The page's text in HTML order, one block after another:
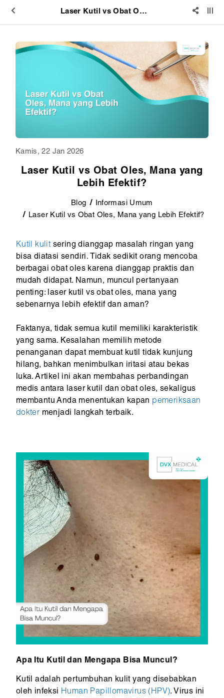
Laser Kutil vs Obat Oles, Mana yang Lebih Efektif?
Kamis, 22 Jan 2026
Laser Kutil vs Obat Oles, Mana yang
Lebih Efektif?
Blog
Informasi Umum
Laser Kutil vs Obat Oles, Mana yang Lebih Efektif?
Kutil kulit sering dianggap masalah ringan yang
bisa diatasi sendiri. Tidak sedikit orang mencoba
berbagai obat oles karena dianggap praktis dan
mudah didapat. Namun, muncul pertanyaan
penting: laser kutil vs obat oles, mana yang
sebenarnya lebih efektif dan aman?
Faktanya, tidak semua kutil memiliki karakteristik
yang sama. Kesalahan memilih metode
penanganan dapat membuat kutil tidak kunjung
hilang, bahkan menimbulkan iritasi atau bekas
luka. Artikel ini akan membahas perbandingan
medis antara laser kutil dan obat oles, sekaligus
membantu Anda menentukan kapan pemeriksaan
dokter menjadi langkah terbaik.
Apa Itu Kutil dan Mengapa Bisa Muncul?
Kutil adalah pertumbuhan kulit yang disebabkan
oleh infeksi Human Papillomavirus (HPV). Virus ini